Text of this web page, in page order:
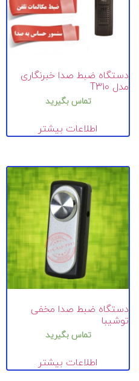
دستگاه ضبط صدا خبرنگاری
مدل T310
تماس بگیرید
اطلاعات بیشتر
دستگاه ضبط صدا مخفی
توشیبا
تماس بگیرید
اطلاعات بیشتر